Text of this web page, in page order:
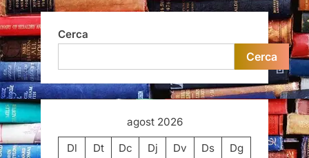
Cerca
Cerca
agost 2026
Dl
Dt Dc Dj Dv Ds
Dg